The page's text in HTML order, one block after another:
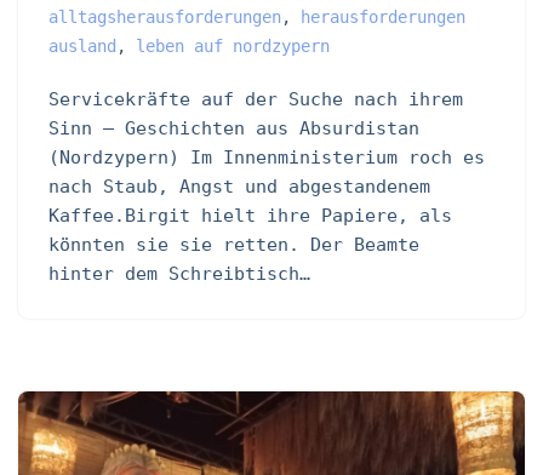
alltagsherausforderungen,
herausforderungen
ausland , leben auf nordzypern
Servicekräfte auf der Suche nach ihrem
Sinn – Geschichten aus Absurdistan
(Nordzypern) Im Innenministerium roch es
nach Staub, Angst und abgestandenem
Kaffee.Birgit hielt ihre Papiere, als
könnten sie sie retten. Der Beamte
hinter dem Schreibtisch…